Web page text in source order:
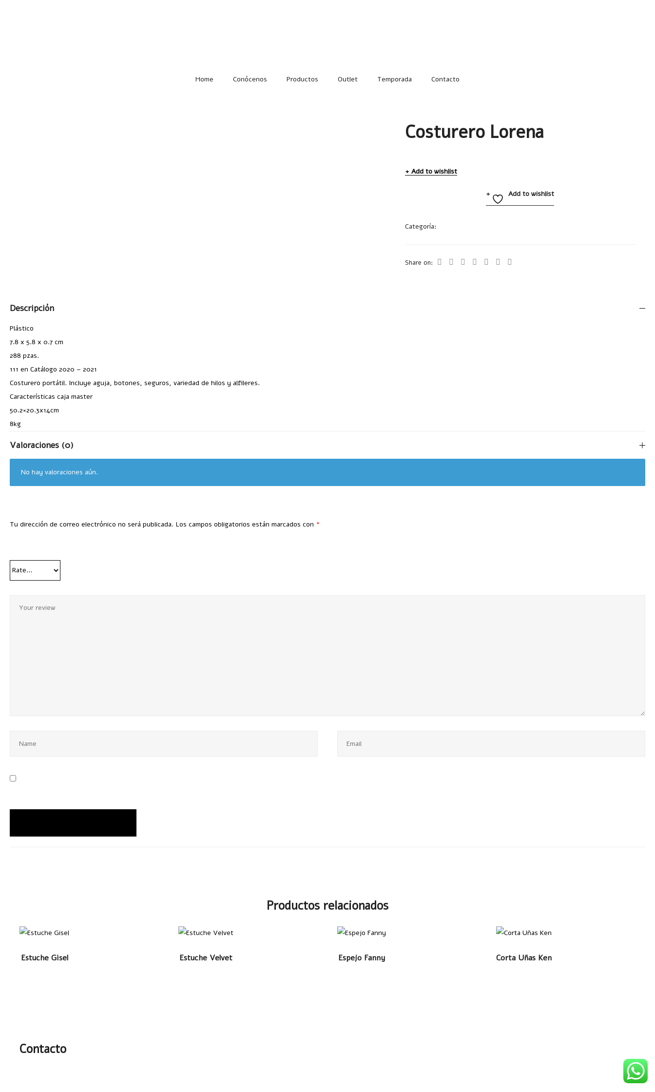
Home Conócenos Productos Outlet Temporada Contacto
Costurero Lorena
Add to wishlist
Add to wishlist
Categoría:
Share on:
Descripción
Plástico
7.8 x 5.8 x 0.7 cm
288 pzas.
111 en Catálogo 2020 – 2021
Costurero portátil. Incluye aguja, botones, seguros, variedad de hilos y alfileres.
Características caja master
50.2×20.3x14cm
8kg
Valoraciones (0)
No hay valoraciones aún.
Tu dirección de correo electrónico no será publicada. Los campos obligatorios están marcados con *
Productos relacionados
LEER MÁS
Estuche Gisel LEER MÁS
Estuche Velvet LEER MÁS
Espejo Fanny LEER MÁS
Corta Uñas Ken
Contacto